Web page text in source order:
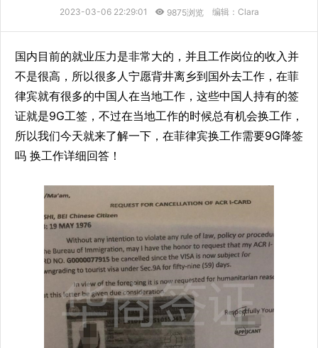
2023-03-06 22:29:01 9875浏览 编辑：Clara
国内目前的就业压力是非常大的，并且工作岗位的收入并
不是很高，所以很多人宁愿背井离乡到国外去工作，在菲
律宾就有很多的中国人在当地工作，这些中国人持有的签
证就是9G工签，不过在当地工作的时候总有机会换工作，
所以我们今天就来了解一下，在菲律宾换工作需要9G降签
吗 换工作详细回答！